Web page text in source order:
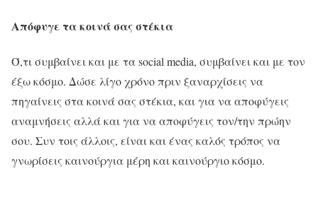
Απόφυγε τα κοινά σας στέκια
Ό,τι συμβαίνει και με τα social media, συμβαίνει και με τον
έξω κόσμο. Δώσε λίγο χρόνο πριν ξαναρχίσεις να
πηγαίνεις στα κοινά σας στέκια, και για να αποφύγεις
αναμνήσεις αλλά και για να αποφύγεις τον/την πρώην
σου. Συν τοις άλλοις, είναι και ένας καλός τρόπος να
γνωρίσεις καινούργια μέρη και καινούργιο κόσμο.